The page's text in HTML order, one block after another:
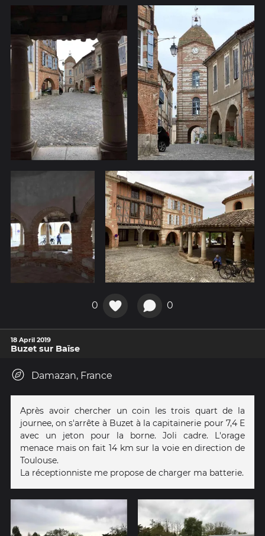
0 0
18 April 2019
Buzet sur Baïse
Damazan, France
Après avoir chercher un coin les trois quart de la
journee, on s'arrête à Buzet à la capitainerie pour 7,4 E
avec un jeton pour la borne. Joli cadre. L'orage
menace mais on fait 14 km sur la voie en direction de
Toulouse.
La réceptionniste me propose de charger ma batterie.